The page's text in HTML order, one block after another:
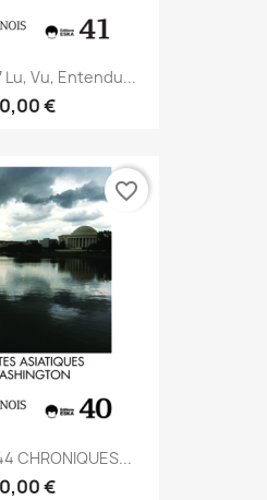
Lu, Vu, Entendu...
€
CHRONIQUES...
€
favorite_border